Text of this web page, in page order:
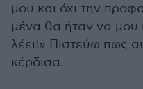
μου και όχι την
μένα θα ήταν να μου
λέει!» Πιστεύω πως
κέρδισα.